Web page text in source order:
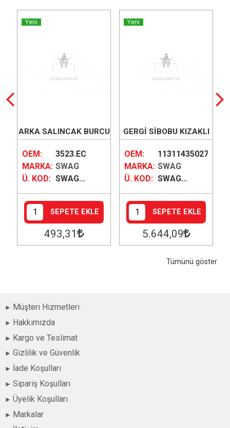
Yeni
ARKA SALINCAK BURCU
OEM:
3523.EC
MARKA: SWAG
Ü. KOD: SWAG...
SEPETE EKLE
493,31
Yeni
GERGİ SİBOBU KIZAKLI
OEM:
11311435027
MARKA: SWAG
Ü. KOD: SWAG...
SEPETE EKLE
5.644,09
Tümünü göster
Müşteri Hizmetleri
Hakkımızda
Kargo ve Teslimat
Gizlilik ve Güvenlik
İade Koşulları
Sipariş Koşulları
Üyelik Koşulları
Markalar